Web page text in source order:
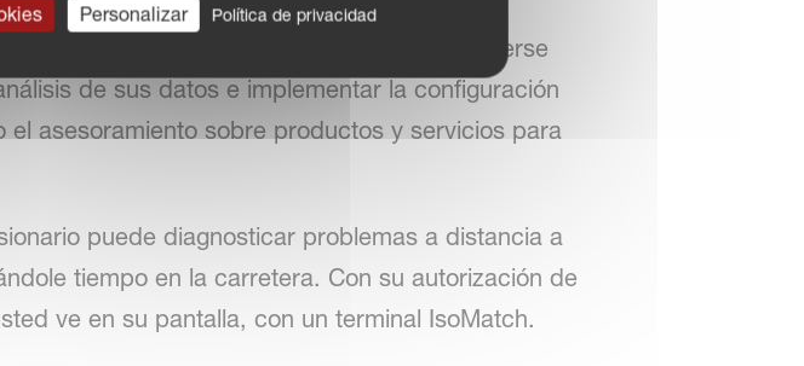
y cualquier terminal ISOBUS, puede ponerse
de sus datos e implementar la configuración
asesoramiento sobre productos y servicios para
puede diagnosticar problemas a distancia a
tiempo en la carretera. Con su autorización de
ve en su pantalla, con un terminal IsoMatch.
Personalizar Política de privacidad